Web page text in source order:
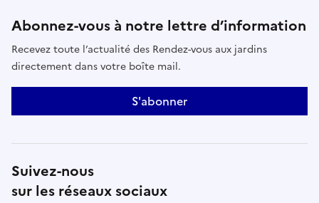
Abonnez-vous à notre lettre d’information
Recevez toute l’actualité des Rendez-vous aux jardins
directement dans votre boîte mail.
S'abonner
Suivez-nous
sur les réseaux sociaux